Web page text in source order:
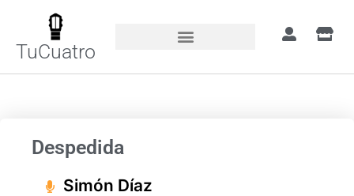
TuCuatro
Despedida
Simón Díaz​